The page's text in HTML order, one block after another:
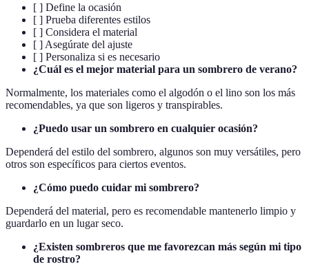
[ ] Define la ocasión
[ ] Prueba diferentes estilos
[ ] Considera el material
[ ] Asegúrate del ajuste
[ ] Personaliza si es necesario
¿Cuál es el mejor material para un sombrero de verano?
Normalmente, los materiales como el algodón o el lino son los más
recomendables, ya que son ligeros y transpirables.
¿Puedo usar un sombrero en cualquier ocasión?
Dependerá del estilo del sombrero, algunos son muy versátiles, pero
otros son específicos para ciertos eventos.
¿Cómo puedo cuidar mi sombrero?
Dependerá del material, pero es recomendable mantenerlo limpio y
guardarlo en un lugar seco.
¿Existen sombreros que me favorezcan más según mi tipo
de rostro?